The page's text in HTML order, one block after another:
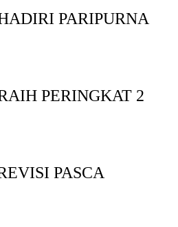
PARIPURNA
PERINGKAT 2
PASCA